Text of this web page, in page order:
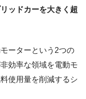
ッドカーを大きく超
ーターという2つの
効率な領域を電動モ
使用量を削減するシ